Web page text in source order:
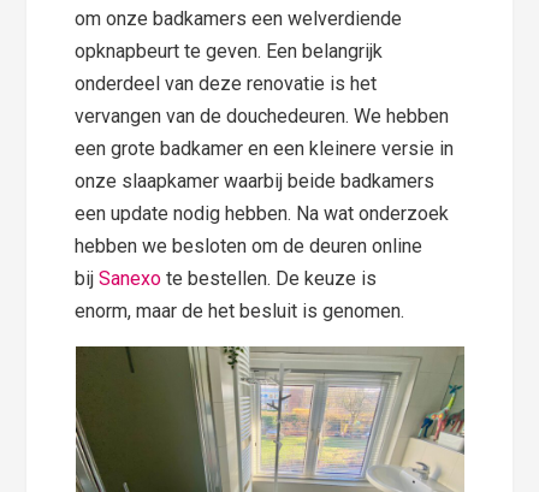
om onze badkamers een welverdiende
opknapbeurt te geven. Een belangrijk
onderdeel van deze renovatie is het
vervangen van de douchedeuren. We hebben
een grote badkamer en een kleinere versie in
onze slaapkamer waarbij beide badkamers
een update nodig hebben. Na wat onderzoek
hebben we besloten om de deuren online
bijSanexo te bestellen. De keuze is
enorm, maar de het besluit is genomen.